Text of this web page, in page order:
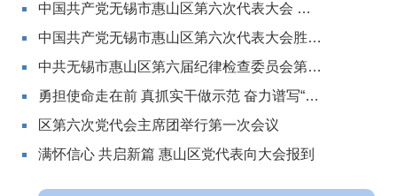
​中国共产党无锡市惠山区第六次代表大会 关于中共无锡市惠山区第五届委员会报告的决议
中国共产党无锡市惠山区第六次代表大会胜利闭幕
中共无锡市惠山区第六届纪律检查委员会第一次全体会议召开
勇担使命走在前 真抓实干做示范 奋力谱写“强富美高”新惠山现代化建设新篇章 中国共产党无锡市惠山区第六次代表大会开幕
区第六次党代会主席团举行第一次会议
满怀信心 共启新篇 惠山区党代表向大会报到